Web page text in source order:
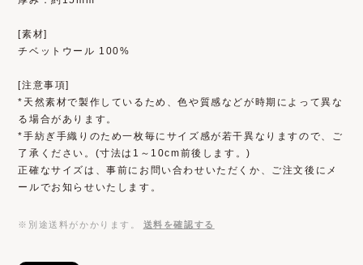
[素材]
チベットウール 100%
[注意事項]
*天然素材で製作しているため、色や質感などが時期によって異な
る場合があります。
*手紡ぎ手織りのため一枚毎にサイズ感が若干異なりますので、ご
了承ください。(寸法は1～10cm前後します。)
正確なサイズは、事前にお問い合わせいただくか、ご注文後にメ
ールでお知らせいたします。
※別途送料がかかります。 送料を確認する